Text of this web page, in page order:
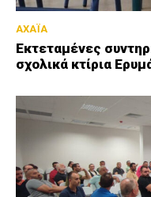
ΑΧΑΪΑ
Εκτεταμένες
σχολικά κτίρια